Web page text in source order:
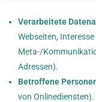
Verarbeitete
Webseiten,
Meta-/
Adressen).
Betroffene
von Onlinediensten).